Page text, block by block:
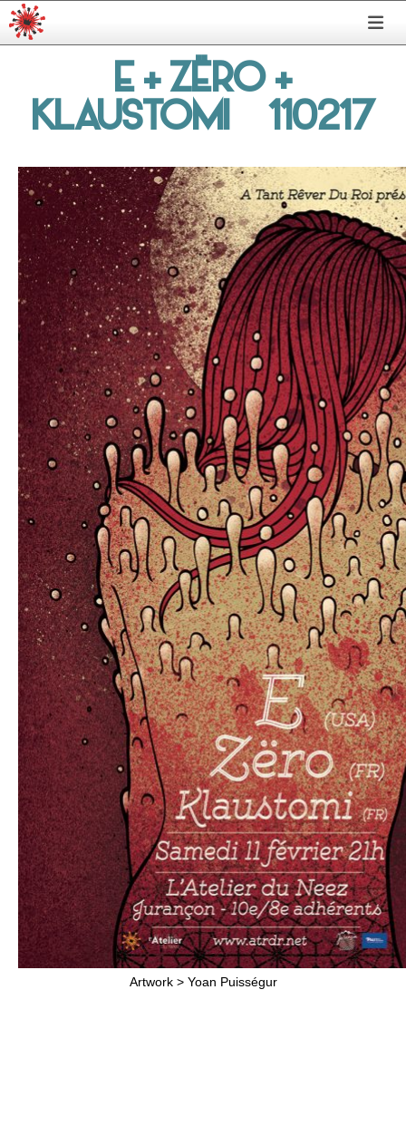
E + ZËRO +
KLAUSTOMI – 110217
Artwork > Yoan Puisségur